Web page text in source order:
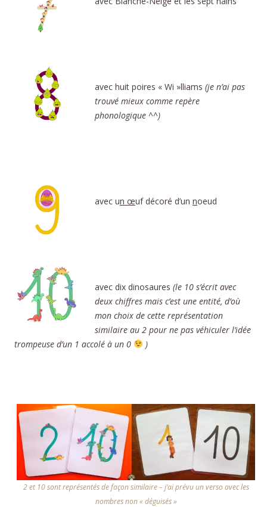
avec huit poires « Wi »lliams (je n’ai pas
trouvé mieux comme repère
phonologique ^^)
avec un œuf décoré d’un noeud
avec dix dinosaures (le 10 s’écrit avec
deux chiffres mais c’est une entité, d’où
mon choix de cette représentation
similaire au 2 pour ne pas véhiculer l’idée
trompeuse d’un 1 accolé à un 0
)
2 et 10 sont représentés de façon similaire – j’ai prévu un verso avec les
nombres non « déguisés »